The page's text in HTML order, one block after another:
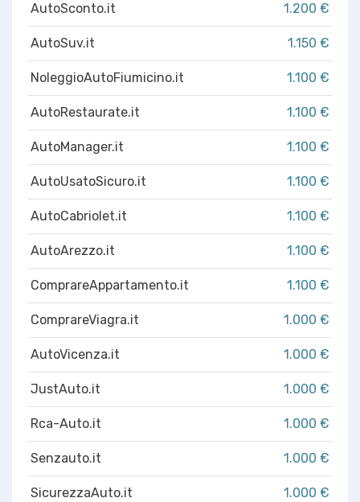
AutoSconto.it 1.200 €
AutoSuv.it 1.150 €
NoleggioAutoFiumicino.it 1.100 €
AutoRestaurate.it 1.100 €
AutoManager.it 1.100 €
AutoUsatoSicuro.it 1.100 €
AutoCabriolet.it 1.100 €
AutoArezzo.it 1.100 €
ComprareAppartamento.it 1.100 €
ComprareViagra.it 1.000 €
AutoVicenza.it 1.000 €
JustAuto.it 1.000 €
Rca-Auto.it 1.000 €
Senzauto.it 1.000 €
SicurezzaAuto.it 1.000 €